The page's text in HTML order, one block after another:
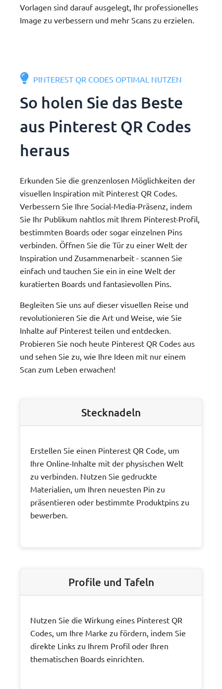
Vorlagen sind darauf ausgelegt, Ihr professionelles
Image zu verbessern und mehr Scans zu erzielen.
PINTEREST QR CODES OPTIMAL NUTZEN
So holen Sie das Beste
aus Pinterest QR Codes
heraus
Erkunden Sie die grenzenlosen Möglichkeiten der
visuellen Inspiration mit Pinterest QR Codes.
Verbessern Sie Ihre Social-Media-Präsenz, indem
Sie Ihr Publikum nahtlos mit Ihrem Pinterest-Profil,
bestimmten Boards oder sogar einzelnen Pins
verbinden. Öffnen Sie die Tür zu einer Welt der
Inspiration und Zusammenarbeit - scannen Sie
einfach und tauchen Sie ein in eine Welt der
kuratierten Boards und fantasievollen Pins.
Begleiten Sie uns auf dieser visuellen Reise und
revolutionieren Sie die Art und Weise, wie Sie
Inhalte auf Pinterest teilen und entdecken.
Probieren Sie noch heute Pinterest QR Codes aus
und sehen Sie zu, wie Ihre Ideen mit nur einem
Scan zum Leben erwachen!
Stecknadeln
Erstellen Sie einen Pinterest QR Code, um
Ihre Online-Inhalte mit der physischen Welt
zu verbinden. Nutzen Sie gedruckte
Materialien, um Ihren neuesten Pin zu
präsentieren oder bestimmte Produktpins zu
bewerben.
Profile und Tafeln
Nutzen Sie die Wirkung eines Pinterest QR
Codes, um Ihre Marke zu fördern, indem Sie
direkte Links zu Ihrem Profil oder Ihren
thematischen Boards einrichten.